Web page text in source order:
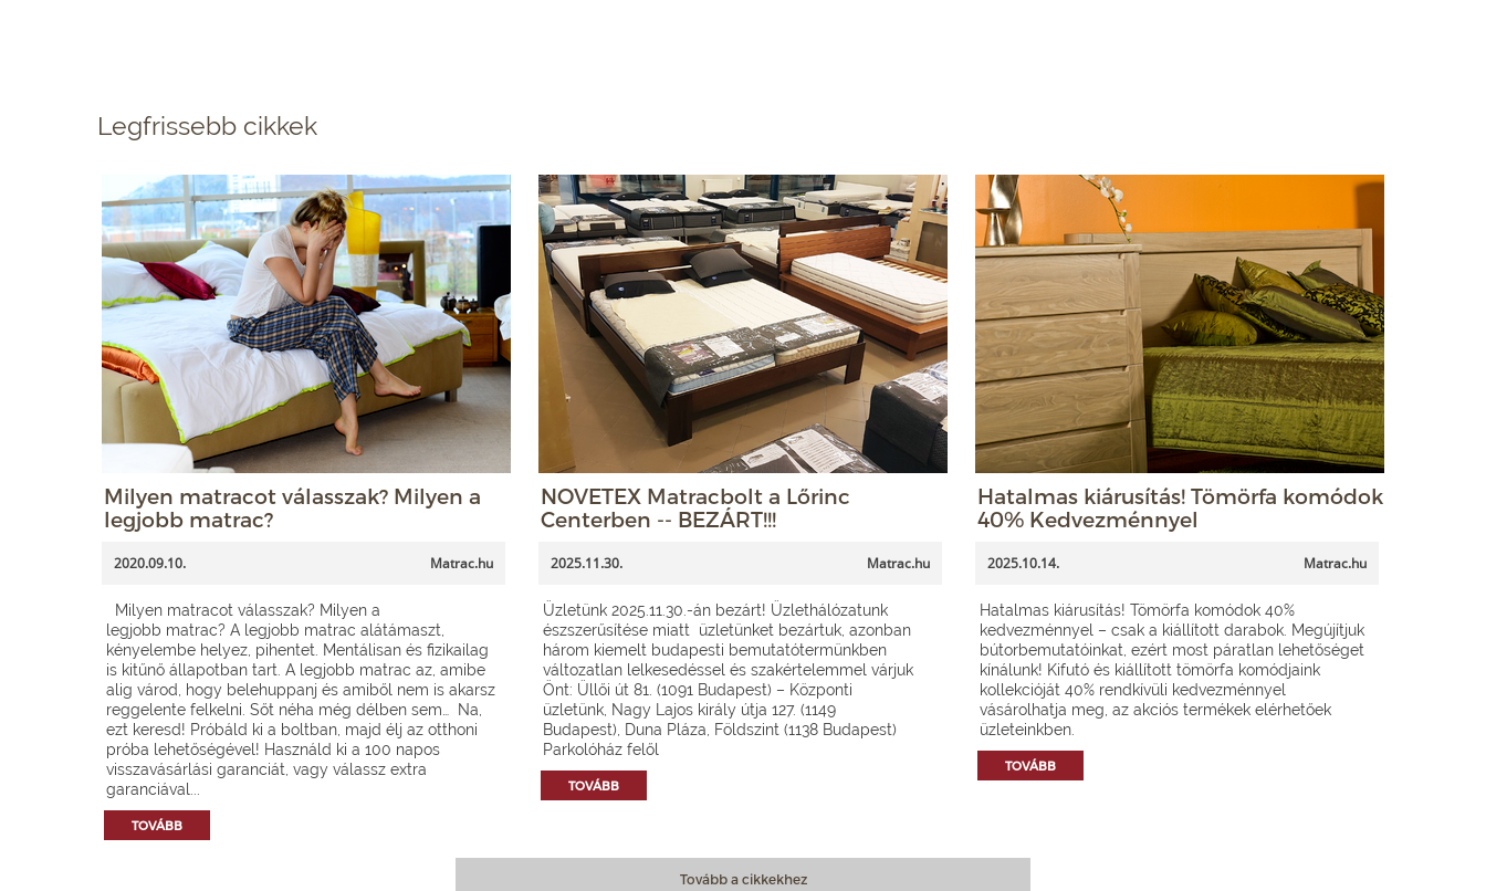
Legfrissebb cikkek
Milyen matracot válasszak? Milyen a
legjobb matrac?
2020.09.10. Matrac.hu
Milyen matracot válasszak? Milyen a
legjobb matrac? A legjobb matrac alátámaszt,
kényelembe helyez, pihentet. Mentálisan és fizikailag
is kitűnő állapotban tart. A legjobb matrac az, amibe
alig várod, hogy belehuppanj és amiből nem is akarsz
reggelente felkelni. Sőt néha még délben sem… Na,
ezt keresd! Próbáld ki a boltban, majd élj az otthoni
próba lehetőségével! Használd ki a 100 napos
visszavásárlási garanciát, vagy válassz extra
garanciával...
TOVÁBB
NOVETEX Matracbolt a Lőrinc
Centerben -- BEZÁRT!!!
2025.11.30. Matrac.hu
Üzletünk 2025.11.30.-án bezárt! Üzlethálózatunk
észszerűsítése miatt üzletünket bezártuk, azonban
három kiemelt budapesti bemutatótermünkben
változatlan lelkesedéssel és szakértelemmel várjuk
Önt: Üllői út 81. (1091 Budapest) – Központi
üzletünk, Nagy Lajos király útja 127. (1149
Budapest), Duna Pláza, Földszint (1138 Budapest)
Parkolóház felől
TOVÁBB
Hatalmas kiárusítás! Tömörfa komódok
40% Kedvezménnyel
2025.10.14. Matrac.hu
Hatalmas kiárusítás! Tömörfa komódok 40%
kedvezménnyel – csak a kiállított darabok. Megújítjuk
bútorbemutatóinkat, ezért most páratlan lehetőséget
kínálunk! Kifutó és kiállított tömörfa komódjaink
kollekcióját 40% rendkívüli kedvezménnyel
vásárolhatja meg, az akciós termékek elérhetőek
üzleteinkben.
TOVÁBB
Tovább a cikkekhez